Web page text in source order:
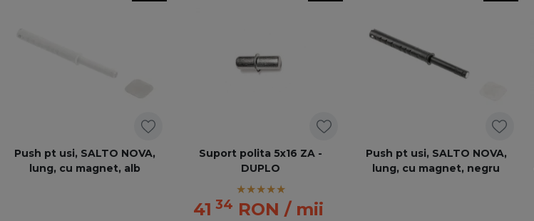
Push pt usi, SALTO NOVA,
lung, cu magnet, alb
Suport polita 5x16 ZA -
DUPLO
41 34 RON / mii
Push pt usi, SALTO NOVA,
lung, cu magnet, negru